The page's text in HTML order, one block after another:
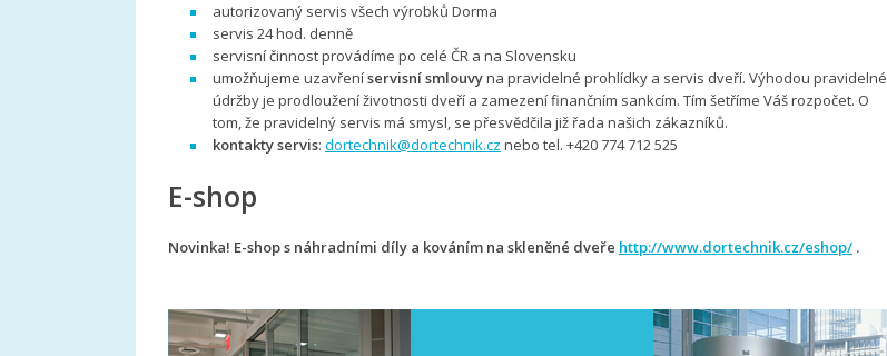
autorizovaný servis všech výrobků Dorma
servis 24 hod. denně
servisní činnost provádíme po celé ČR a na Slovensku
umožňujeme uzavřeníservisní smlouvyna pravidelné prohlídky a servis dveří. Výhodou pravidelné
údržby je prodloužení životnosti dveří a zamezení finančním sankcím. Tím šetříme Váš rozpočet. O
tom, že pravidelný servis má smysl, se přesvědčila již řada našich zákazníků.
kontakty servis: dortechnik@dortechnik.cz nebo tel. +420 774 712 525
E-shop
Novinka! E-shop s náhradními díly a kováním na skleněné dveře http://www.dortechnik.cz/eshop/ .